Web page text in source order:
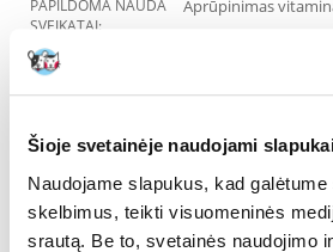
Šioje svetainėje naudojami
Naudojame slapukus, kad
skelbimus, teikti visuomeninės
srautą. Be to, svetainės naudojimo
PAPILDOMA NAUDA
SVEIKATAI:
Aprūpinimas
GAMINTOJAS:
Produktą gali vertinti tik registruoti
įsigijo. Žvaigždučių įvertinimas yra visų
Patikrinę atsiliepimus, paskelbsime ir
atsiliepimus.